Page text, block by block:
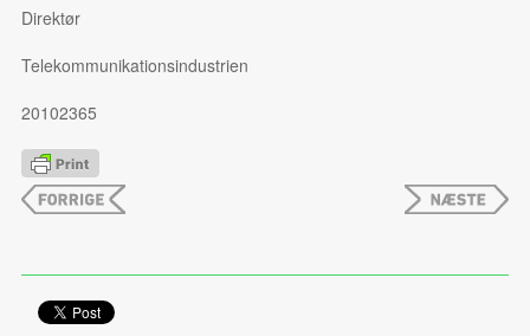
Direktør
Telekommunikationsindustrien
20102365